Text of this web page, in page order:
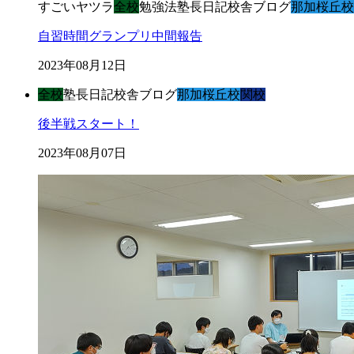
すごいヤツラ全校勉強法塾長日記校舎ブログ那加桜丘校
自習時間グランプリ中間報告
2023年08月12日
全校塾長日記校舎ブログ那加桜丘校関校
後半戦スタート！
2023年08月07日